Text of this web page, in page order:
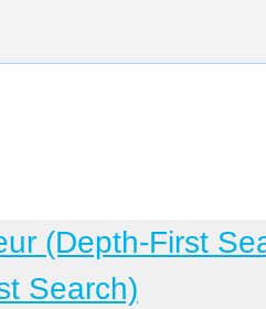
(Depth-First
Search)